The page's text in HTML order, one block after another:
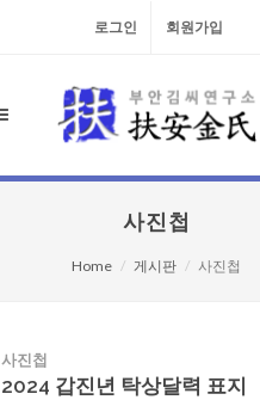
로그인 회원가입
사진첩
Home 게시판 사진첩
사진첩
2024 갑진년 탁상달력 표지